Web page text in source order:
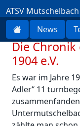
ATSV Mutschelbach
News
Die Chronik
1904 e.V.
Es war im Jahre
Adler“ 11